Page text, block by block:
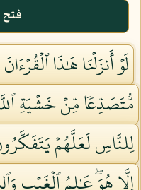
لَوۡ أَنزَلۡنَا هَٰذَا
مُّتَصَدِّعٗا مِّنۡ خَشۡيَةِ
لِلنَّاسِ لَعَلَّهُمۡ يَتَفَكَّرُونَ
إِلَّا هُوَۖ عَٰلِمُ ٱلۡغَيۡبِ